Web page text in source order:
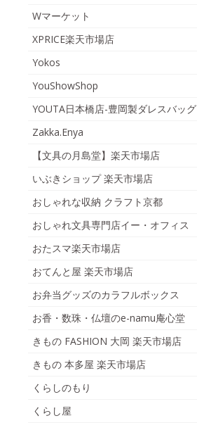
Wマーケット
XPRICE楽天市場店
Yokos
YouShowShop
YOUTA日本橋店-豊岡製ダレスバッグ
Zakka.Enya
【文具の月島堂】楽天市場店
いぶきショップ 楽天市場店
おしゃれな収納 クラフト京都
おしゃれ文具専門店イー・オフィス
おたスマ楽天市場店
おてんと屋 楽天市場店
お弁当グッズのカラフルボックス
お香・数珠・仏壇のe-namu庵心堂
きもの FASHION 大岡 楽天市場店
きもの 本多屋 楽天市場店
くらしのもり
くらし屋